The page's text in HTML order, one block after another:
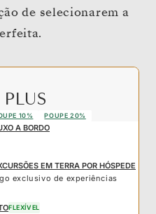
de selecionarem a
10% POUPE 20%
A BORDO
EM TERRA POR HÓSPEDE
exclusivo de experiências
FLEXÍVEL